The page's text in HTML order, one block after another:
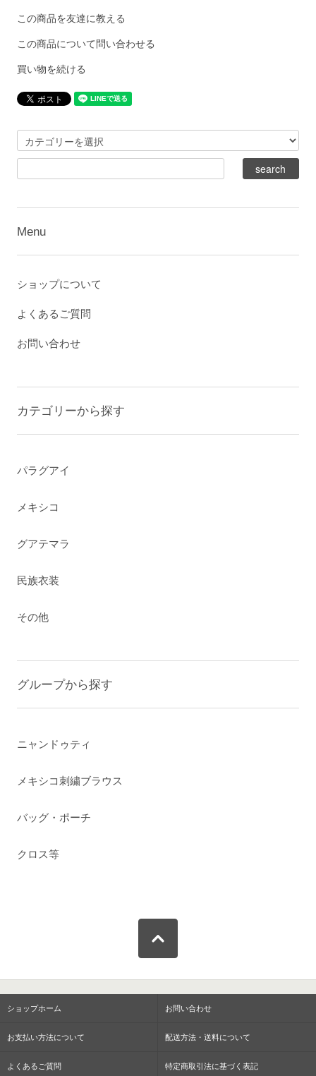
この商品を友達に教える
この商品について問い合わせる
買い物を続ける
Menu
ショップについて
よくあるご質問
お問い合わせ
カテゴリーから探す
パラグアイ
メキシコ
グアテマラ
民族衣装
その他
グループから探す
ニャンドゥティ
メキシコ刺繍ブラウス
バッグ・ポーチ
クロス等
ショップホーム お問い合わせ
お支払い方法について 配送方法・送料について
よくあるご質問 特定商取引法に基づく表記